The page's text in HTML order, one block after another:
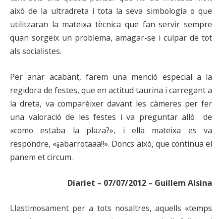
això de la ultradreta i tota la seva simbologia o que
utilitzaran la mateixa tècnica que fan servir sempre
quan sorgeix un problema, amagar-se i culpar de tot
als socialistes.
Per anar acabant, farem una menció especial a la
regidora de festes, que en actitud taurina i carregant a
la dreta, va comparèixer davant les càmeres per fer
una valoració de les festes i va preguntar allò de
«como estaba la plaza?», i ella mateixa es va
respondre, «¡¡abarrotaaa!!». Doncs això, que continua el
panem et circum.
Diariet – 07/07/2012 – Guillem Alsina
Llastimosament per a tots nosaltres, aquells «temps